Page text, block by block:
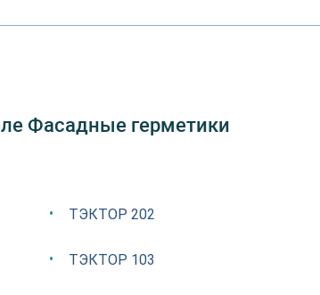
Фасадные герметики
ТЭКТОР 202
ТЭКТОР 103